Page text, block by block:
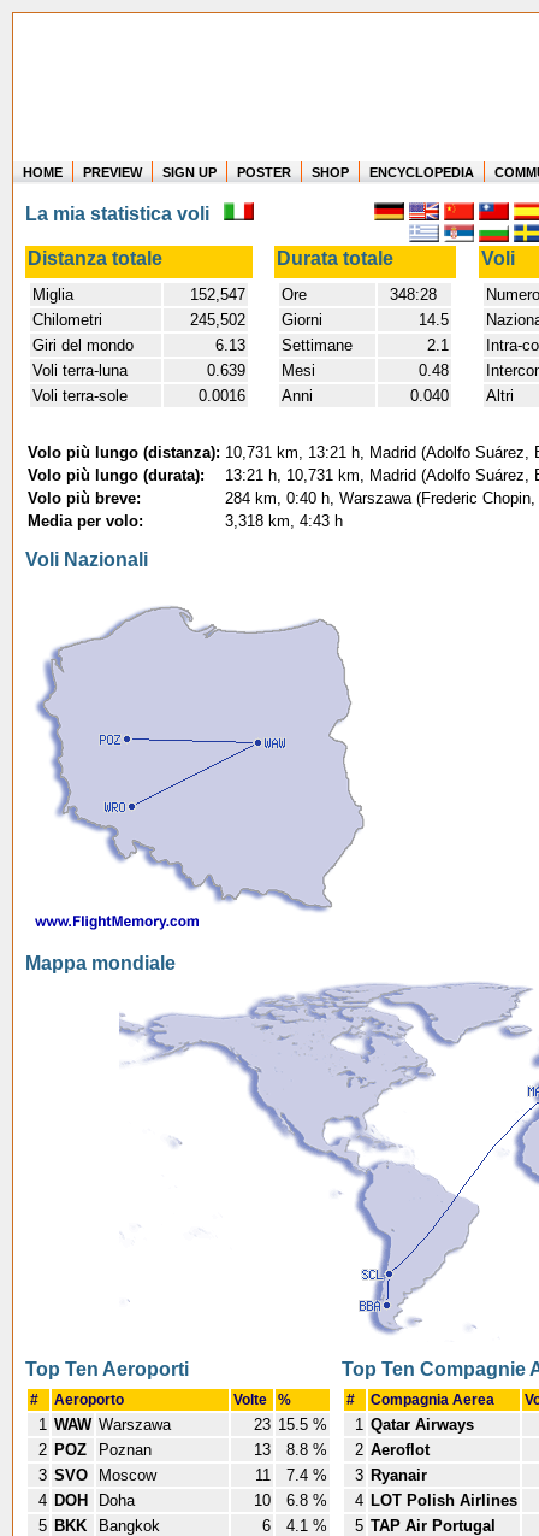
Where in the world have you flown?
How long have you been in the air?
Create your own FlightMemory and see!
HOME PREVIEW SIGN UP POSTER SHOP ENCYCLOPEDIA
La mia statistica voli
Distanza totale Durata totale Voli
Miglia
152,547
Chilometri
245,502
Giri del mondo
6.13
Voli terra-luna
0.639
Voli terra-sole
0.0016
Ore
348:28
Giorni
14.5
Settimane
2.1
Mesi
0.48
Anni
0.040
Intra-
Altri
Volo più lungo (distanza): 10,731 km, 13:21 h, Madrid (Adolfo Suárez,
Volo più lungo (durata):
13:21 h, 10,731 km, Madrid (Adolfo Suárez,
Volo più breve:
284 km, 0:40 h, Warszawa (Frederic
Media per volo:
3,318 km, 4:43 h
Voli Nazionali
Mappa mondiale
Top Ten Aeroporti
# Aeroporto Volte %
1 WAW Warszawa 23 15.5 %
2 POZ Poznan 13
8.8 %
3 SVO Moscow 11
7.4 %
4 DOH Doha 10
6.8 %
5 BKK Bangkok 6
4.1 %
Top Ten Compagnie
# Compagnia Aerea
1 Qatar Airways
2 Aeroflot
3 Ryanair
4 LOT Polish Airlines
5 TAP Air Portugal